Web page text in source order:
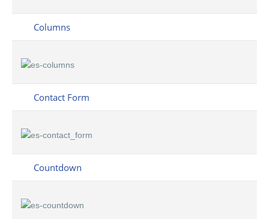
Columns
Contact Form
Countdown